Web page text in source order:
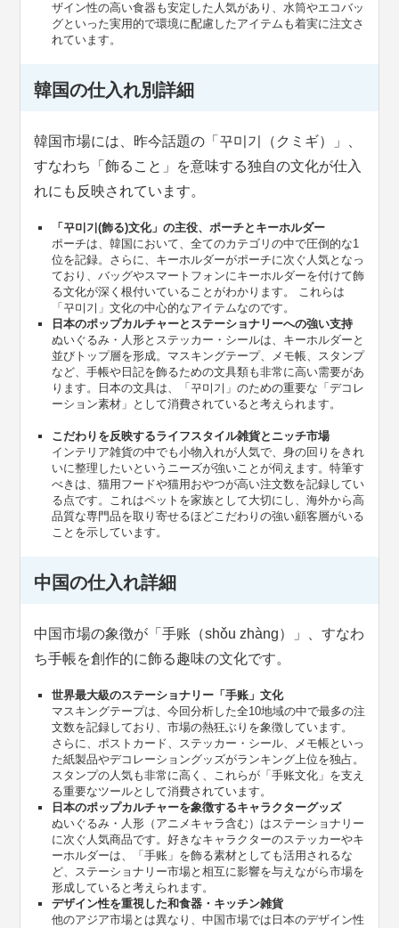
ザイン性の高い食器も安定した人気があり、水筒やエコバッ
グといった実用的で環境に配慮したアイテムも着実に注文さ
れています。
韓国の仕入れ別詳細
韓国市場には、昨今話題の「꾸미기（クミギ）」、
すなわち「飾ること」を意味する独自の文化が仕入
れにも反映されています。
「꾸미기(飾る)文化」の主役、ポーチとキーホルダー
ポーチは、韓国において、全てのカテゴリの中で圧倒的な1
位を記録。さらに、キーホルダーがポーチに次ぐ人気となっ
ており、バッグやスマートフォンにキーホルダーを付けて飾
る文化が深く根付いていることがわかります。 これらは
「꾸미기」文化の中心的なアイテムなのです。
日本のポップカルチャーとステーショナリーへの強い支持
ぬいぐるみ・人形とステッカー・シールは、キーホルダーと
並びトップ層を形成。マスキングテープ、メモ帳、スタンプ
など、手帳や日記を飾るための文具類も非常に高い需要があ
ります。日本の文具は、「꾸미기」のための重要な「デコレ
ーション素材」として消費されていると考えられます。
こだわりを反映するライフスタイル雑貨とニッチ市場
インテリア雑貨の中でも小物入れが人気で、身の回りをきれ
いに整理したいというニーズが強いことが伺えます。特筆す
べきは、猫用フードや猫用おやつが高い注文数を記録してい
る点です。これはペットを家族として大切にし、海外から高
品質な専門品を取り寄せるほどこだわりの強い顧客層がいる
ことを示しています。
中国の仕入れ詳細
中国市場の象徴が「手账（shǒu zhàng）」、すなわ
ち手帳を創作的に飾る趣味の文化です。
世界最大級のステーショナリー「手账」文化
マスキングテープは、今回分析した全10地域の中で最多の注
文数を記録しており、市場の熱狂ぶりを象徴しています。
さらに、ポストカード、ステッカー・シール、メモ帳といっ
た紙製品やデコレーショングッズがランキング上位を独占。
スタンプの人気も非常に高く、これらが「手账文化」を支え
る重要なツールとして消費されています。
日本のポップカルチャーを象徴するキャラクターグッズ
ぬいぐるみ・人形（アニメキャラ含む）はステーショナリー
に次ぐ人気商品です。好きなキャラクターのステッカーやキ
ーホルダーは、「手账」を飾る素材としても活用されるな
ど、ステーショナリー市場と相互に影響を与えながら市場を
形成していると考えられます。
デザイン性を重視した和食器・キッチン雑貨
他のアジア市場とは異なり、中国市場では日本のデザイン性